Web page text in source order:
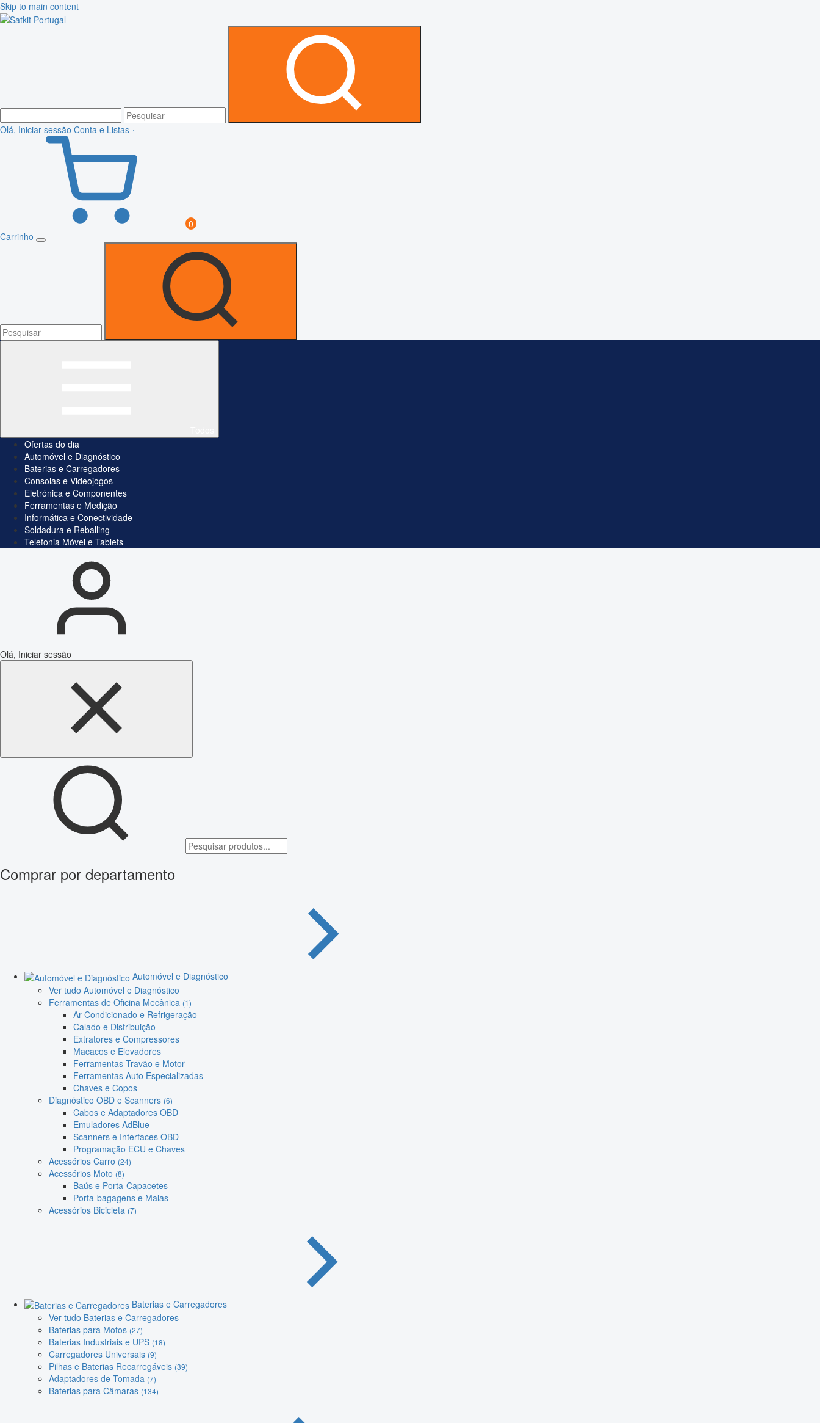
Skip to main content
Olá, Iniciar sessão Conta e Listas
0
Carrinho
Ofertas do dia
Automóvel e Diagnóstico
Baterias e Carregadores
Consolas e Videojogos
Eletrónica e Componentes
Ferramentas e Medição
Informática e Conectividade
Soldadura e Reballing
Telefonia Móvel e Tablets
Olá, Iniciar sessão
Comprar por departamento
Automóvel e Diagnóstico
Ver tudo Automóvel e Diagnóstico
Ferramentas de Oficina Mecânica (1)
Ar Condicionado e Refrigeração
Calado e Distribuição
Extratores e Compressores
Macacos e Elevadores
Ferramentas Travão e Motor
Ferramentas Auto Especializadas
Chaves e Copos
Diagnóstico OBD e Scanners (6)
Cabos e Adaptadores OBD
Emuladores AdBlue
Scanners e Interfaces OBD
Programação ECU e Chaves
Acessórios Carro (24)
Acessórios Moto (8)
Baús e Porta-Capacetes
Porta-bagagens e Malas
Acessórios Bicicleta (7)
Baterias e Carregadores
Ver tudo Baterias e Carregadores
Baterias para Motos (27)
Baterias Industriais e UPS (18)
Carregadores Universais (9)
Pilhas e Baterias Recarregáveis (39)
Adaptadores de Tomada (7)
Baterias para Câmaras (134)